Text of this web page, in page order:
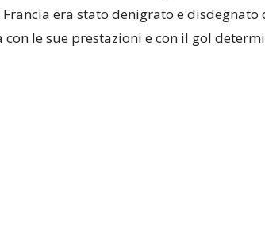
era stato denigrato e disdegnato
le sue prestazioni e con il gol